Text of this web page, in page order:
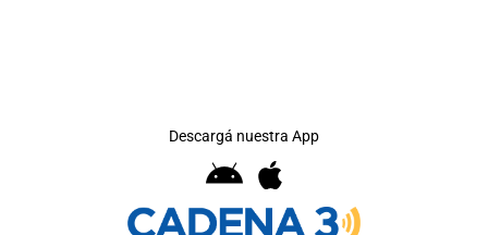
Descargá nuestra App